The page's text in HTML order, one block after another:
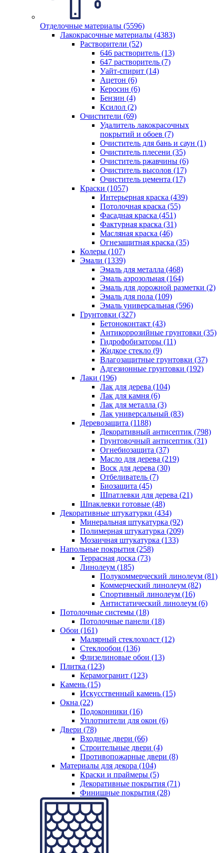
Отделочные материалы (5596)
Лакокрасочные материалы (4383)
Растворители (52)
646 растворитель (13)
647 растворитель (7)
Уайт-спирит (14)
Ацетон (6)
Керосин (6)
Бензин (4)
Ксилол (2)
Очистители (69)
Удалитель лакокрасочных
покрытий и обоев (7)
Очиститель для бань и саун (1)
Очиститель плесени (35)
Очиститель ржавчины (6)
Очиститель высолов (17)
Очиститель цемента (17)
Краски (1057)
Интерьерная краска (439)
Потолочная краска (55)
Фасадная краска (451)
Фактурная краска (31)
Масляная краска (46)
Огнезащитная краска (35)
Колеры (107)
Эмали (1339)
Эмаль для металла (468)
Эмаль аэрозольная (164)
Эмаль для дорожной разметки (2)
Эмаль для пола (109)
Эмаль универсальная (596)
Грунтовки (327)
Бетоноконтакт (43)
Антикоррозийные грунтовки (35)
Гидрофобизаторы (11)
Жидкое стекло (9)
Влагозащитные грунтовки (37)
Адгезионные грунтовки (192)
Лаки (196)
Лак для дерева (104)
Лак для камня (6)
Лак для металла (3)
Лак универсальный (83)
Деревозащита (1188)
Декоративный антисептик (798)
Грунтовочный антисептик (31)
Огнебиозащита (37)
Масло для дерева (219)
Воск для дерева (30)
Отбеливатель (7)
Биозащита (45)
Шпатлевки для дерева (21)
Шпаклевки готовые (48)
Декоративные штукатурки (434)
Минеральная штукатурка (92)
Полимерная штукатурка (209)
Мозаичная штукатурка (133)
Напольные покрытия (258)
Террасная доска (73)
Линолеум (185)
Полукоммерческий линолеум (81)
Коммерческий линолеум (82)
Спортивный линолеум (16)
Антистатический линолеум (6)
Потолочные системы (18)
Потолочные панели (18)
Обои (161)
Малярный стеклохолст (12)
Стеклообои (136)
Флизелиновые обои (13)
Плитка (123)
Керамогранит (123)
Камень (15)
Искусственный камень (15)
Окна (22)
Подоконники (16)
Уплотнители для окон (6)
Двери (78)
Входные двери (66)
Строительные двери (4)
Противопожарные двери (8)
Материалы для декора (104)
Краски и праймеры (5)
Декоративные покрытия (71)
Финишные покрытия (28)